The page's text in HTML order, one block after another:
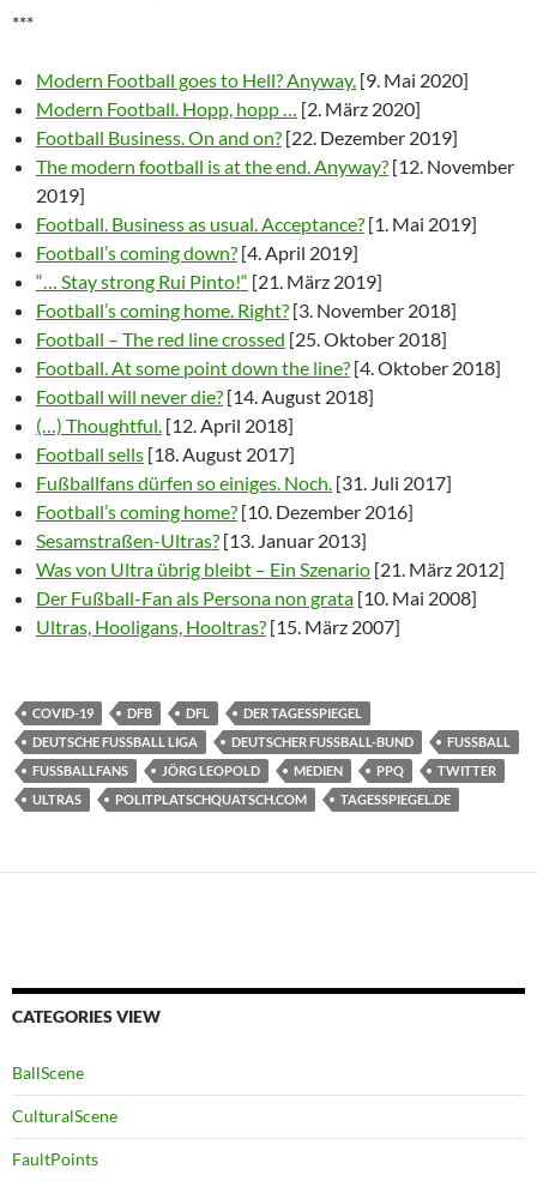
***
Modern Football goes to Hell? Anyway. [9. Mai 2020]
Modern Football. Hopp, hopp … [2. März 2020]
Football Business. On and on? [22. Dezember 2019]
The modern football is at the end. Anyway? [12. November
2019]
Football. Business as usual. Acceptance? [1. Mai 2019]
Football’s coming down? [4. April 2019]
“… Stay strong Rui Pinto!“ [21. März 2019]
Football’s coming home. Right? [3. November 2018]
Football – The red line crossed [25. Oktober 2018]
Football. At some point down the line? [4. Oktober 2018]
Football will never die? [14. August 2018]
(…) Thoughtful. [12. April 2018]
Football sells [18. August 2017]
Fußballfans dürfen so einiges. Noch. [31. Juli 2017]
Football’s coming home? [10. Dezember 2016]
Sesamstraßen-Ultras? [13. Januar 2013]
Was von Ultra übrig bleibt – Ein Szenario [21. März 2012]
Der Fußball-Fan als Persona non grata [10. Mai 2008]
Ultras, Hooligans, Hooltras? [15. März 2007]
COVID-19 DFB DFL
DER TAGESSPIEGEL
DEUTSCHE FUSSBALL LIGA
DEUTSCHER FUSSBALL-BUND
FUSSBALL
FUSSBALLFANS
JÖRG LEOPOLD MEDIEN PPQ
TWITTER
ULTRAS
POLITPLATSCHQUATSCH.COM TAGESSPIEGEL.DE
CATEGORIES VIEW
BallScene
CulturalScene
FaultPoints